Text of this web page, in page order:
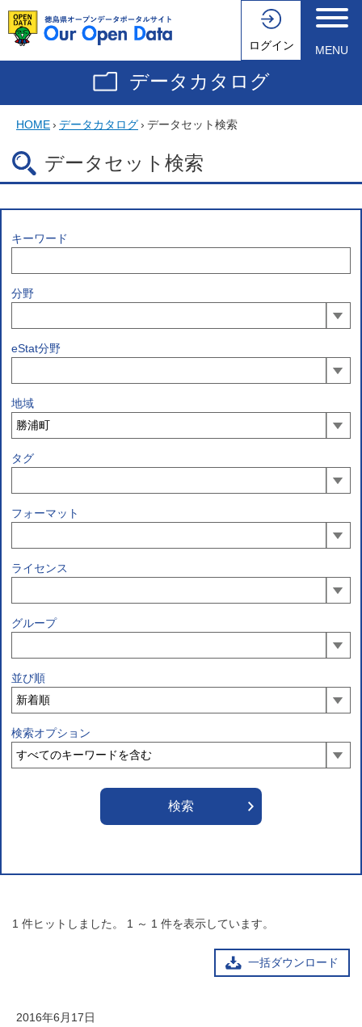
ログイン MENU
データカタログ
HOME› データカタログ› データセット検索
データセット検索
キーワード
分野
eStat分野
地域
タグ
フォーマット
ライセンス
グループ
並び順
検索オプション
1 件ヒットしました。 1 ～ 1 件を表示しています。
一括ダウンロード
2016年6月17日